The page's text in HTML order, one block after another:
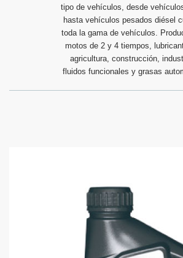
tipo de vehículos, desde
hasta vehículos pesados diésel
toda la gama de vehículos.
motos de 2 y 4 tiempos,
agricultura, construcción,
fluidos funcionales y grasas